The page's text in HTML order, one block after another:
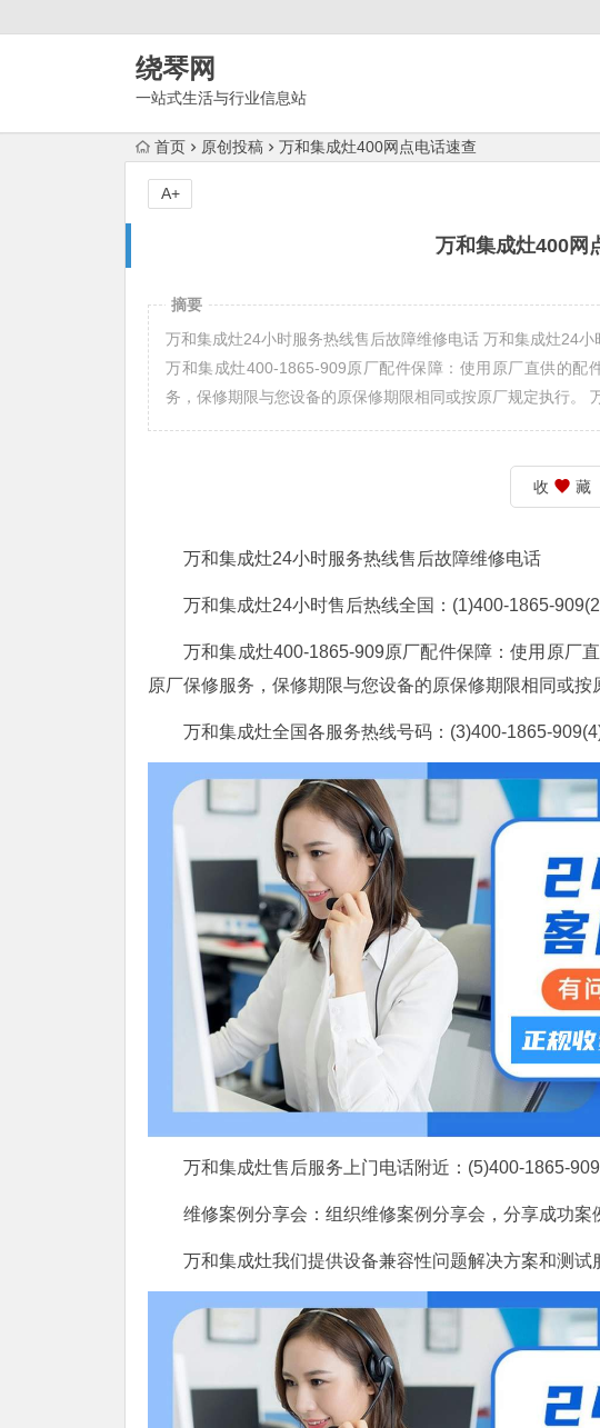
绕琴网
一站式生活与行业信息站
首页 原创投稿 万和集成灶400网点电话速查
万和集成灶400网
A+
摘要
万和集成灶24小时服务热线售后故障维修电话 万和集成灶24
万和集成灶400-1865-909原厂配件保障：使用原厂直供的配
务，保修期限与您设备的原保修期限相同或按原厂规定执行。
收 藏
万和集成灶24小时服务热线售后故障维修电话
万和集成灶24小时售后热线全国：(1)400-1865-
万和集成灶400-1865-909原厂配件保障：使用原厂
原厂保修服务，保修期限与您设备的原保修期限相同或按
万和集成灶全国各服务热线号码：(3)400-1865-
万和集成灶售后服务上门电话附近：(5)400-1865-909
维修案例分享会：组织维修案例分享会，分享成功案
万和集成灶我们提供设备兼容性问题解决方案和测试